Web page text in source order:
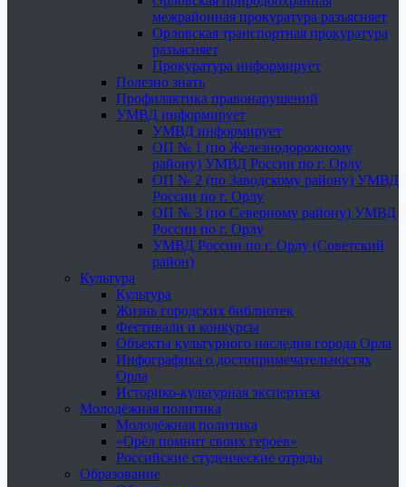
межрайонная прокуратура разъясняет
Орловская транспортная прокуратура
разъясняет
Прокуратура информирует
Полезно знать
Профилактика правонарушений
УМВД информирует
УМВД информирует
ОП № 1 (по Железнодорожному
району) УМВД России по г. Орлу
ОП № 2 (по Заводскому району) УМВД
России по г. Орлу
ОП № 3 (по Северному району) УМВД
России по г. Орлу
УМВД России по г. Орлу (Советский
район)
Культура
Культура
Жизнь городских библиотек
Фестивали и конкурсы
Объекты культурного наследия города Орла
Инфографика о достопримечательностях
Орла
Историко-культурная экспертиза
Молодёжная политика
Молодёжная политика
«Орёл помнит своих героев»
Российские студенческие отряды
Образование